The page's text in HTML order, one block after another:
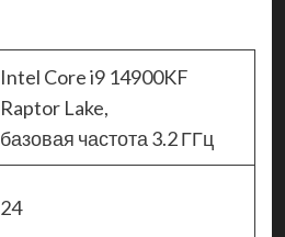
Intel Core i9 14900KF
Raptor Lake,
базовая частота 3.2 ГГц
24